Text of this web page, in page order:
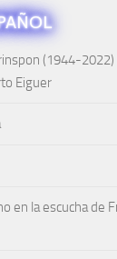
(1944-
Eiguer
en la escucha de